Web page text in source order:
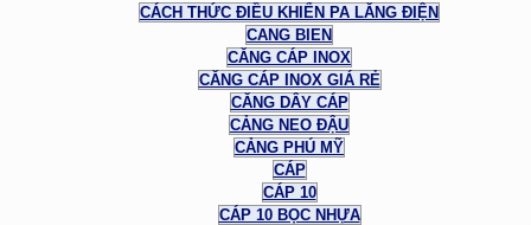
CÁCH THỨC ĐIỀU KHIỂN PA LĂNG ĐIỆN
CANG BIEN
CĂNG CÁP INOX
CĂNG CÁP INOX GIÁ RẺ
CĂNG DÂY CÁP
CẢNG NEO ĐẬU
CẢNG PHÚ MỸ
CÁP
CÁP 10
CÁP 10 BỌC NHỰA